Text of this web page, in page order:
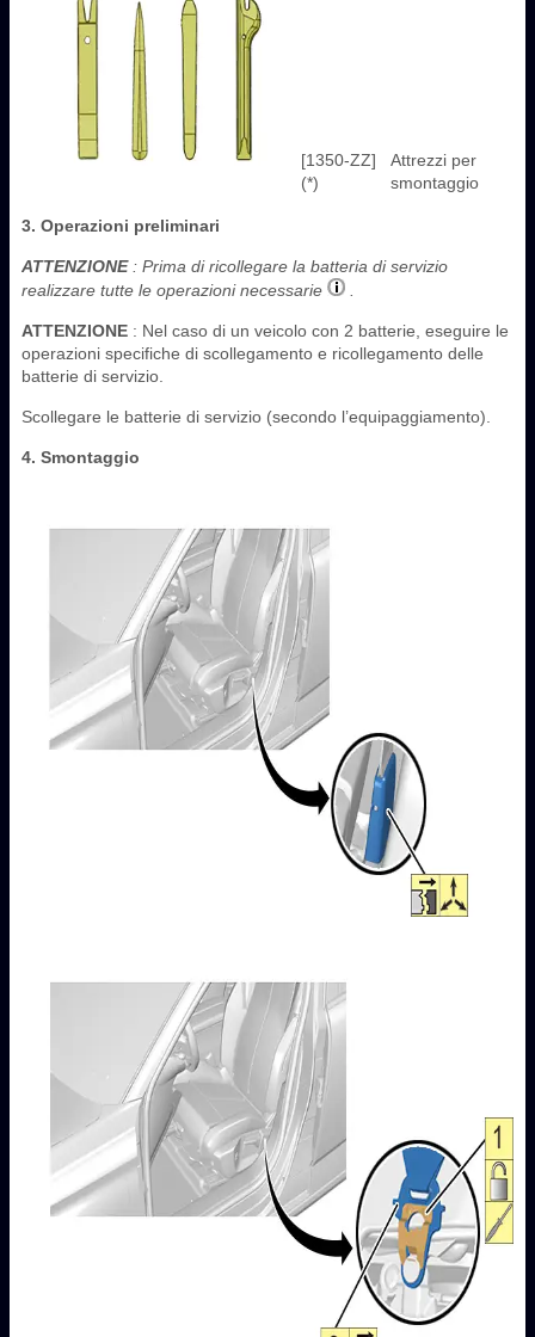
[1350-ZZ]
(*)
Attrezzi per
smontaggio
3. Operazioni preliminari
ATTENZIONE: Prima di ricollegare la batteria di servizio
realizzare tutte le operazioni necessarie
ATTENZIONE : Nel caso di un veicolo con 2 batterie, eseguire le
operazioni specifiche di scollegamento e ricollegamento delle
batterie di servizio.
Scollegare le batterie di servizio (secondo l’equipaggiamento).
4. Smontaggio